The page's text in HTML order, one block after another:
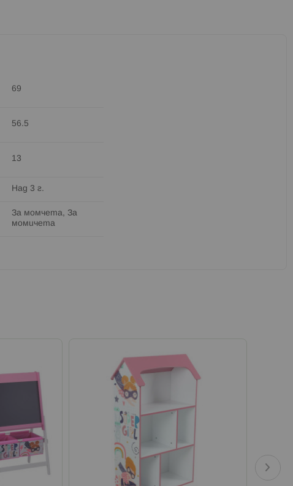
69
56.5
13
Над 3 г.
За момчета, За
момичета